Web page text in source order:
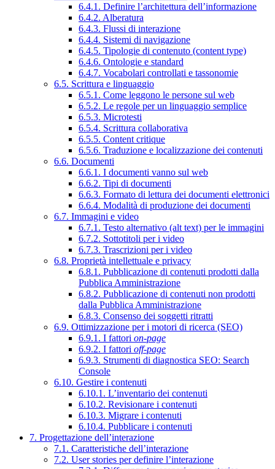
6.4.1. Definire l’architettura dell’informazione
6.4.2. Alberatura
6.4.3. Flussi di interazione
6.4.4. Sistemi di navigazione
6.4.5. Tipologie di contenuto (content type)
6.4.6. Ontologie e standard
6.4.7. Vocabolari controllati e tassonomie
6.5. Scrittura e linguaggio
6.5.1. Come leggono le persone sul web
6.5.2. Le regole per un linguaggio semplice
6.5.3. Microtesti
6.5.4. Scrittura collaborativa
6.5.5. Content critique
6.5.6. Traduzione e localizzazione dei contenuti
6.6. Documenti
6.6.1. I documenti vanno sul web
6.6.2. Tipi di documenti
6.6.3. Formato di lettura dei documenti elettronici
6.6.4. Modalità di produzione dei documenti
6.7. Immagini e video
6.7.1. Testo alternativo (alt text) per le immagini
6.7.2. Sottotitoli per i video
6.7.3. Trascrizioni per i video
6.8. Proprietà intellettuale e privacy
6.8.1. Pubblicazione di contenuti prodotti dalla
Pubblica Amministrazione
6.8.2. Pubblicazione di contenuti non prodotti
dalla Pubblica Amministrazione
6.8.3. Consenso dei soggetti ritratti
6.9. Ottimizzazione per i motori di ricerca (SEO)
6.9.1. I fattori on-page
6.9.2. I fattori off-page
6.9.3. Strumenti di diagnostica SEO: Search
Console
6.10. Gestire i contenuti
6.10.1. L’inventario dei contenuti
6.10.2. Revisionare i contenuti
6.10.3. Migrare i contenuti
6.10.4. Pubblicare i contenuti
7. Progettazione dell’interazione
7.1. Caratteristiche dell’interazione
7.2. User stories per definire l’interazione